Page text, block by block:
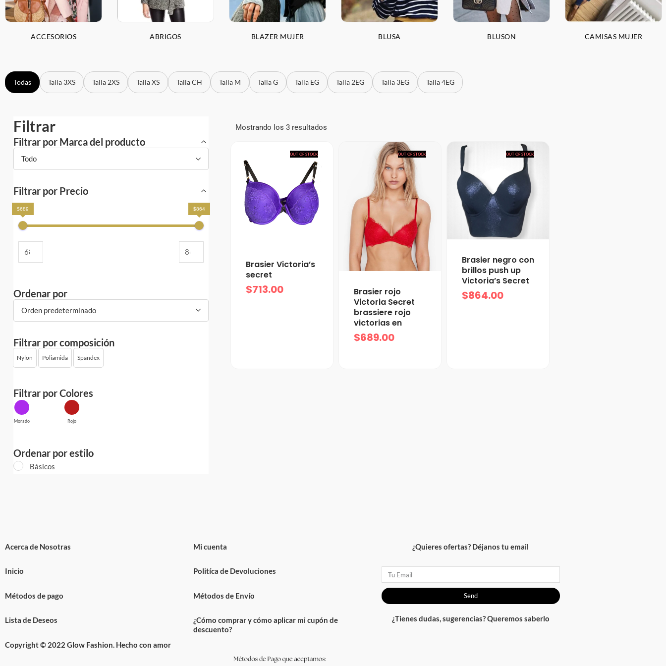
ACCESORIOS ABRIGOS BLAZER MUJER BLUSA BLUSON CAMISAS MUJER
Todas Talla 3XS Talla 2XS Talla XS Talla CH Talla M Talla G Talla EG Talla 2EG Talla 3EG Talla 4EG
Filtrar
Filtrar por Marca del producto
Todo
Filtrar por Precio
$689 $864
Ordenar por
Orden predeterminado
Filtrar por composición
Nylon Poliamida Spandex
Filtrar por Colores
Morado Rojo
Ordenar por estilo
Básicos
Mostrando los 3 resultados
OUT OF STOCK
Brasier Victoria’s
secret
$713.00
OUT OF STOCK
Brasier rojo
Victoria Secret
brassiere rojo
victorias en
$689.00
OUT OF STOCK
Brasier negro con
brillos push up
Victoria’s Secret
$864.00
Acerca de Nosotras
Inicio
Métodos de pago
Lista de Deseos
Copyright © 2022 Glow Fashion. Hecho con amor
Mi cuenta
Politíca de Devoluciones
Métodos de Envío
¿Cómo comprar y cómo aplicar mi cupón de
descuento?
¿Quieres ofertas? Déjanos tu email
Email
Send
¿Tienes dudas, sugerencias? Queremos saberlo